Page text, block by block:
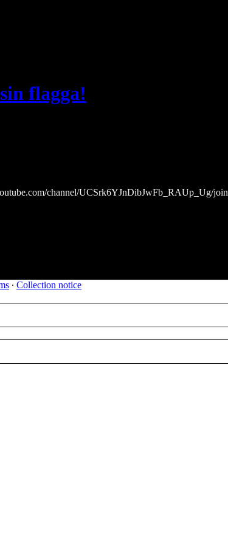
flagga!
channel/UCSrk6YJnDibJwFb_RAUp_Ug/join
∙ Collection notice